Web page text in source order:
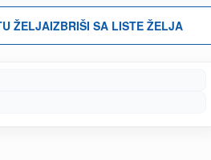
ŽELJAIZBRIŠI SA LISTE ŽELJA